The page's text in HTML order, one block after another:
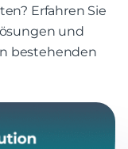
Erfahren Sie
und
bestehenden